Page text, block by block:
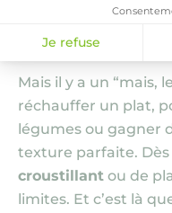
Je refuse
d’électricité pour
aliments simples.
Mais il y a un “mais,
réchauffer un plat,
légumes ou gagner
texture parfaite. Dès
croustillant ou de
limites. Et c’est là